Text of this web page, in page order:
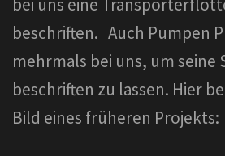
bei uns eine
beschriften. Auch Pumpen
mehrmals bei uns, um seine
beschriften zu lassen. Hier
Bild eines früheren Projekts: